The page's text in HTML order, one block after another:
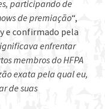
participando de
de premiação“,
e confirmado pela
enfrentar
membros do HFPA
exata pela qual eu,
de suas